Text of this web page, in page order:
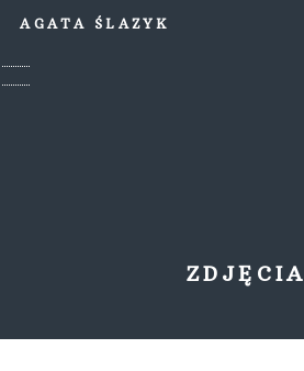
AGATA ŚLAZYK
ZDJĘCIA